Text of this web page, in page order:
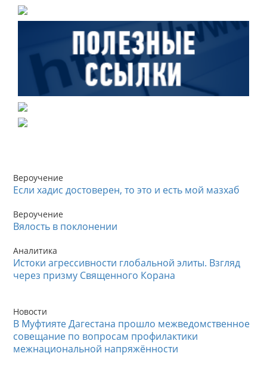
Вероучение
Если хадис достоверен, то это и есть мой мазхаб
Вероучение
Вялость в поклонении
Аналитика
Истоки агрессивности глобальной элиты. Взгляд
через призму Священного Корана
Новости
В Муфтияте Дагестана прошло межведомственное
совещание по вопросам профилактики
межнациональной напряжённости